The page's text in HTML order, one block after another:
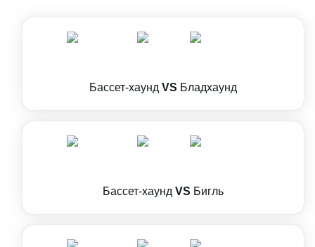
Бассет-хаунд VS Бладхаунд
Бассет-хаунд VS Бигль